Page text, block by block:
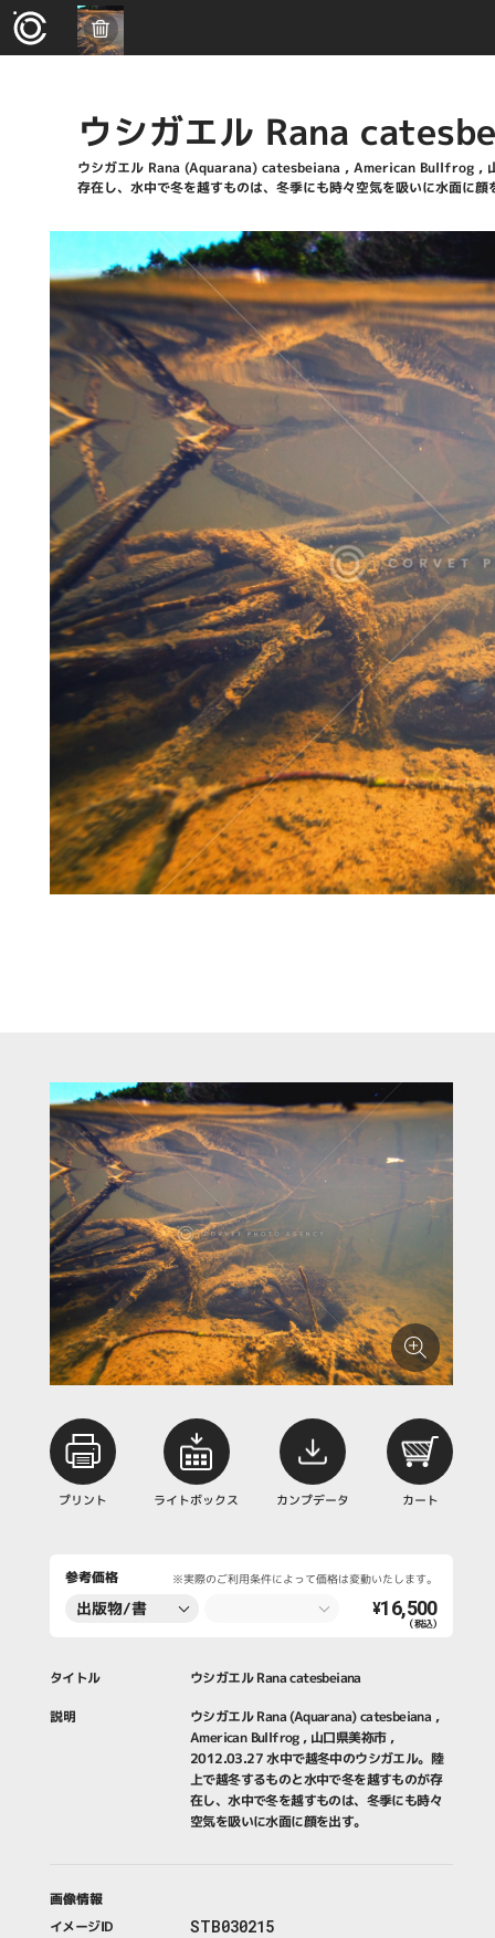
ウシガエル Rana
ウシガエル Rana (Aquarana) catesbeiana , American Bullfrog ,
存在し、水中で冬を越すものは、冬季にも時々空気を吸いに水面に顔
プリント ライトボックス カンプデータ カート
参考価格 ※実際のご利用条件によって価格は変動いたします。
出版物/書
¥16,500
（税込）
タイトル ウシガエル Rana catesbeiana
説明
ウシガエル Rana (Aquarana) catesbeiana ,
American Bullfrog , 山口県美祢市 ,
2012.03.27 水中で越冬中のウシガエル。陸
上で越冬するものと水中で冬を越すものが存
在し、水中で冬を越すものは、冬季にも時々
空気を吸いに水面に顔を出す。
画像情報
イメージID
STB030215